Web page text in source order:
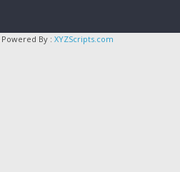
Powered By : XYZScripts.com